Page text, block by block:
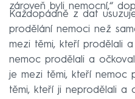
zároveň byli nemocní,“
Každopádně z dat
prodělání nemoci než
mezi těmi, kteří prodělali
nemoc prodělali a
je mezi těmi, kteří nemoc
těmi, kteří ji neprodělali a